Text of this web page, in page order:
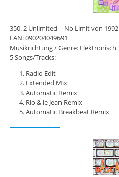
350. 2 Unlimited – No Limit von 1992
EAN: 090204049691
Musikrichtung / Genre: Elektronisch
5 Songs/Tracks:
Radio Edit
Extended Mix
Automatic Remix
Rio & le Jean Remix
Automatic Breakbeat Remix